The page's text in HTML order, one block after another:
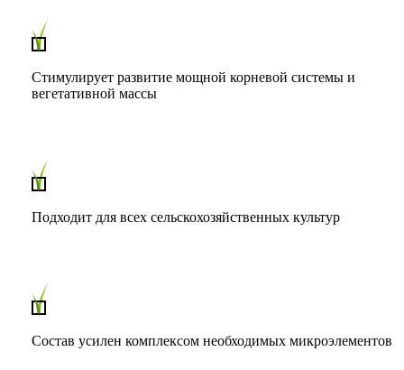
Стимулирует развитие мощной корневой системы и
вегетативной массы
Подходит для всех сельскохозяйственных культур
Состав усилен комплексом необходимых микроэлементов